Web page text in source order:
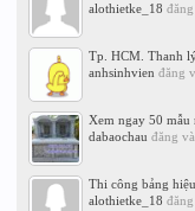
alothietke_18
Tp. HCM. Thanh lý
anhsinhvien đăng
Xem ngay 50 mẫu
dabaochau đăng
Thi công bảng
alothietke_18